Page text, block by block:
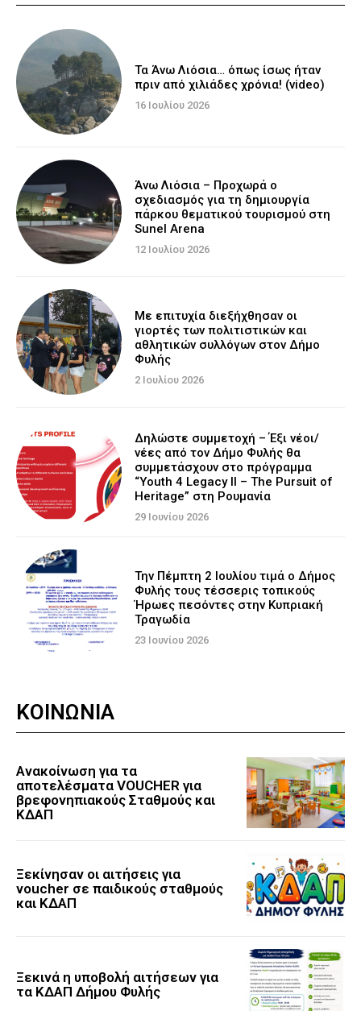
Τα Άνω Λιόσια… όπως ίσως ήταν
πριν από χιλιάδες χρόνια! (video)
16 Ιουλίου 2026
Άνω Λιόσια – Προχωρά ο
σχεδιασμός για τη δημιουργία
πάρκου θεματικού τουρισμού στη
Sunel Arena
12 Ιουλίου 2026
Με επιτυχία διεξήχθησαν οι
γιορτές των πολιτιστικών και
αθλητικών συλλόγων στον Δήμο
Φυλής
2 Ιουλίου 2026
Δηλώστε συμμετοχή – Έξι νέοι/
νέες από τον Δήμο Φυλής θα
συμμετάσχουν στο πρόγραμμα
“Youth 4 Legacy II – The Pursuit of
Heritage” στη Ρουμανία
29 Ιουνίου 2026
Την Πέμπτη 2 Ιουλίου τιμά ο Δήμος
Φυλής τους τέσσερις τοπικούς
Ήρωες πεσόντες στην Κυπριακή
Τραγωδία
23 Ιουνίου 2026
ΚΟΙΝΩΝΙΑ
Ανακοίνωση για τα
αποτελέσματα VOUCHER για
βρεφονηπιακούς Σταθμούς και
ΚΔΑΠ
Ξεκίνησαν οι αιτήσεις για
voucher σε παιδικούς σταθμούς
και ΚΔΑΠ
Ξεκινά η υποβολή αιτήσεων για
τα ΚΔΑΠ Δήμου Φυλής